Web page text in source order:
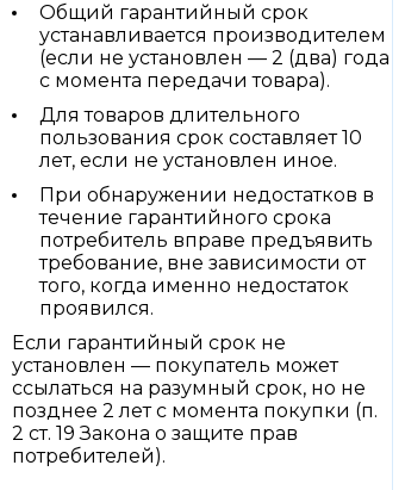
Общий гарантийный срок
устанавливается производителем
(если не установлен — 2 (два) года
с момента передачи товара).
Для товаров длительного
пользования срок составляет 10
лет, если не установлен иное.
При обнаружении недостатков в
течение гарантийного срока
потребитель вправе предъявить
требование, вне зависимости от
того, когда именно недостаток
проявился.
Если гарантийный срок не
установлен — покупатель может
ссылаться на разумный срок, но не
позднее 2 лет с момента покупки (п.
2 ст. 19 Закона о защите прав
потребителей).